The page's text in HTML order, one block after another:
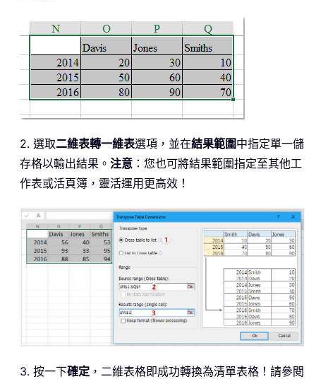
2. 選取二維表轉一維表選項，並在結果範圍中指定單一儲
存格以輸出結果。 注意 ：您也可將結果範圍指定至其他工
作表或活頁簿，靈活運用更高效！
3. 按一下確定 ，二維表格即成功轉換為清單表格！請參閱